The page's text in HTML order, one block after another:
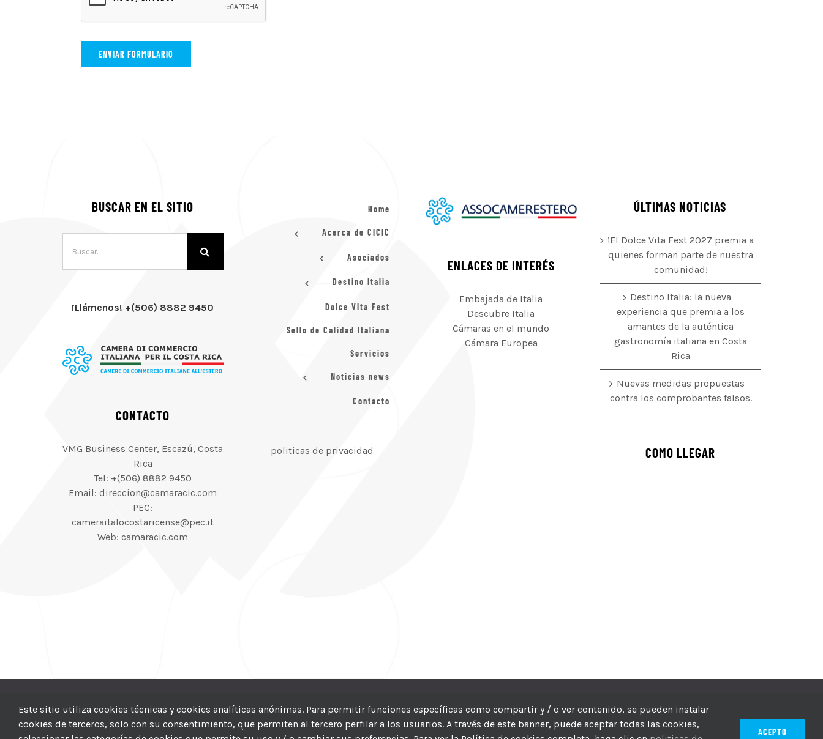
ENVIAR FORMULARIO
BUSCAR EN EL SITIO
¡Llámenos! +(506) 8882 9450
CONTACTO
VMG Business Center, Escazú, Costa
Rica
Tel: +(506) 8882 9450
Email: direccion@camaracic.com
PEC:
cameraitalocostaricense@pec.it
Web: camaracic.com
Home
Acerca de CICIC
Asociados
Destino Italia
Dolce VIta Fest
Sello de Calidad Italiana
Servicios
Noticias news
Contacto
politicas de privacidad
ENLACES DE INTERÉS
Embajada de Italia
Descubre Italia
Cámaras en el mundo
Cámara Europea
ÚLTIMAS NOTICIAS
¡El Dolce Vita Fest 2027 premia a
quienes forman parte de nuestra
comunidad!
Destino Italia: la nueva
experiencia que premia a los
amantes de la auténtica
gastronomía italiana en Costa
Rica
Nuevas medidas propuestas
contra los comprobantes falsos.
COMO LLEGAR
© 2012–2025 | CICIC Hosting Para PYMES MBAGIO.COM | Todos los derechos reservados
FacebookTwitter YouTubeInstagramWhatsAppLinkedInCorreo
Este sitio utiliza cookies técnicas y cookies analíticas anónimas. Para permitir funciones específicas como compartir y / o ver contenido, se pueden instalar
cookies de terceros, solo con su consentimiento, que permiten al tercero perfilar a los usuarios. A través de este banner, puede aceptar todas las cookies,
ACEPTO